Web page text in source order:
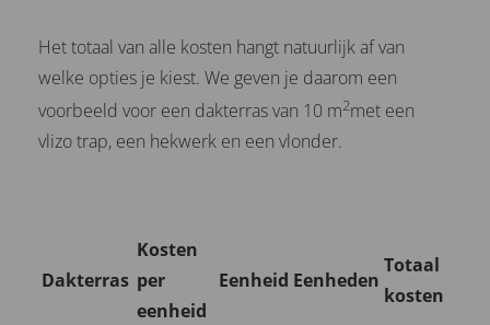
Het totaal van alle kosten hangt natuurlijk af van
welke opties je kiest. We geven je daarom een
voorbeeld voor een dakterras van 10 m2met een
vlizo trap, een hekwerk en een vlonder.
Dakterras
Kosten
per
eenheid
Eenheid Eenheden
Totaal
kosten